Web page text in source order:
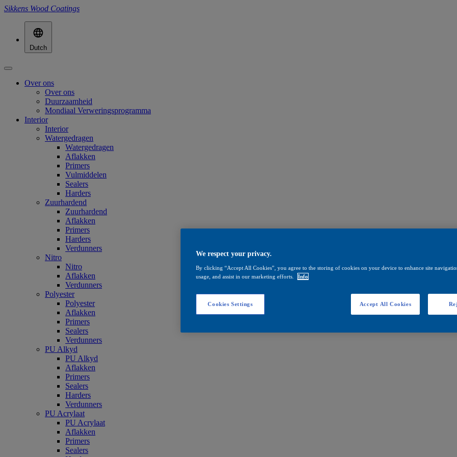
Sikkens Wood Coatings
Dutch
Over ons
Over ons
Duurzaamheid
Mondiaal Verweringsprogramma
Interior
Interior
Watergedragen
Watergedragen
Aflakken
Primers
Vulmiddelen
Sealers
Harders
Zuurhardend
Zuurhardend
Aflakken
Primers
Harders
Verdunners
Nitro
Nitro
Aflakken
Verdunners
Polyester
Polyester
Aflakken
Primers
Sealers
Verdunners
PU Alkyd
PU Alkyd
Aflakken
Primers
Sealers
Harders
Verdunners
PU Acrylaat
PU Acrylaat
Aflakken
Primers
Sealers
We respect your privacy.
By clicking “Accept All Cookies”, you agree to the storing of cookies on your device to enhance site
usage, and assist in our marketing efforts.
Info
Cookies Settings Accept All Cookies